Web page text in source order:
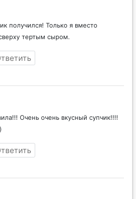
получился! Только я вместо
тертым сыром.
Очень очень вкусный супчик!!!!